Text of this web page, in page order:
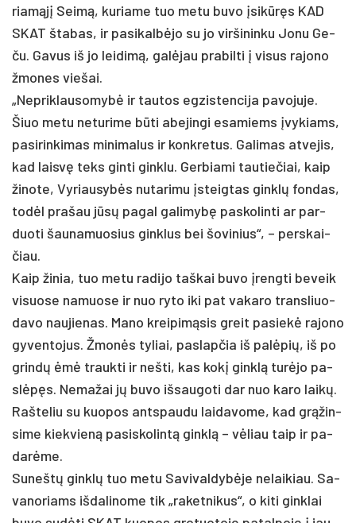
riamąjį Seimą, ku­ria­me tuo me­tu bu­vo įsikūręs KAD
SKAT šta­bas, ir pa­si­kalbė­jo su jo vir­ši­nin­ku Jo­nu Ge­
ču. Ga­vus iš jo lei­dimą, galė­jau pra­bil­ti į vi­sus ra­jo­no
žmo­nes vie­šai.
„Nep­rik­lau­so­mybė ir tau­tos eg­zis­ten­ci­ja pa­vo­ju­je.
Šiuo me­tu ne­tu­ri­me būti abe­jin­gi esa­miems įvy­kiams,
pa­si­rin­ki­mas mi­ni­ma­lus ir konk­re­tus. Ga­li­mas at­ve­jis,
kad laisvę teks gin­ti gink­lu. Ger­bia­mi tau­tie­čiai, kaip
ži­no­te, Vy­riau­sybės nu­ta­ri­mu įsteig­tas ginklų fon­das,
todėl pra­šau jūsų pa­gal ga­li­mybę pa­sko­lin­ti ar par­
duo­ti šau­na­muo­sius gink­lus bei šo­vi­nius“, – per­skai­
čiau.
Kaip ži­nia, tuo me­tu ra­di­jo taš­kai bu­vo įreng­ti be­veik
vi­suo­se na­muo­se ir nuo ry­to iki pat va­ka­ro trans­liuo­
da­vo nau­jie­nas. Ma­no krei­pimą­sis greit pa­siekė ra­jo­no
gy­ven­to­jus. Žmonės ty­liai, pa­slap­čia iš palė­pių, iš po
grindų ėmė trauk­ti ir ne­šti, kas kokį ginklą turė­jo pa­
slėpęs. Ne­ma­žai jų bu­vo iš­sau­go­ti dar nuo ka­ro laikų.
Raš­te­liu su kuo­pos ant­spau­du lai­da­vo­me, kad grąžin­
si­me kiek­vieną pa­si­sko­lintą ginklą – vėliau taip ir pa­
darė­me.
Su­neštų ginklų tuo me­tu Sa­vi­val­dybė­je ne­lai­kiau. Sa­
va­no­riams iš­da­li­no­me tik „ra­ket­ni­kus“, o ki­ti gink­lai